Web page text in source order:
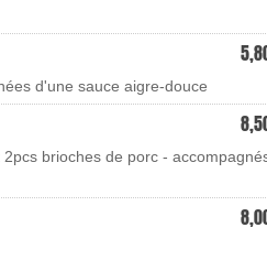
d'une sauce aigre-douce
brioches de porc -